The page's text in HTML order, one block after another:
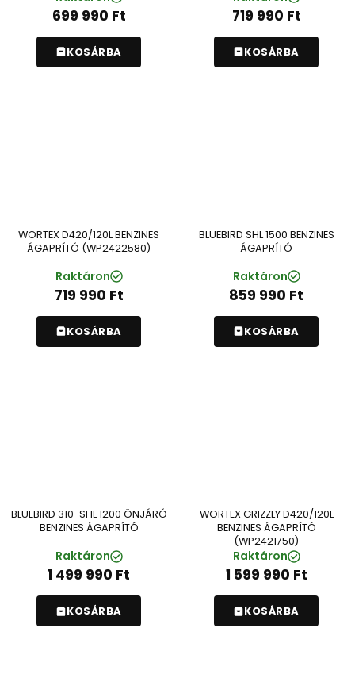
699 990 Ft
KOSÁRBA
719 990 Ft
KOSÁRBA
WORTEX D420/120L BENZINES
ÁGAPRÍTÓ (WP2422580)
Raktáron
719 990 Ft
KOSÁRBA
BLUEBIRD SHL 1500 BENZINES
ÁGAPRÍTÓ
Raktáron
859 990 Ft
KOSÁRBA
BLUEBIRD 310-SHL 1200 ÖNJÁRÓ
BENZINES ÁGAPRÍTÓ
Raktáron
1 499 990 Ft
KOSÁRBA
WORTEX GRIZZLY D420/120L
BENZINES ÁGAPRÍTÓ
(WP2421750)
Raktáron
1 599 990 Ft
KOSÁRBA